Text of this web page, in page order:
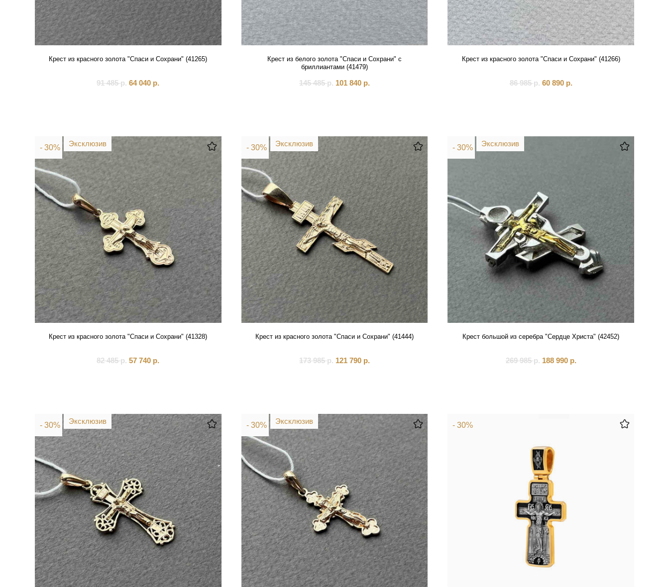
Крест из красного золота "Спаси и Сохрани" (41265)
91 485р. 64 040 р.
Крест из белого золота "Спаси и Сохрани" с
бриллиантами (41479)
145 485р. 101 840 р.
Крест из красного золота "Спаси и Сохрани" (41266)
86 985р. 60 890 р.
Эксклюзив
- 30%
Крест из красного золота "Спаси и Сохрани" (41328)
82 485р. 57 740 р.
Эксклюзив
- 30%
Крест из красного золота "Спаси и Сохрани" (41444)
173 985р. 121 790 р.
Эксклюзив
- 30%
Крест большой из серебра "Сердце Христа" (42452)
269 985р. 188 990 р.
Эксклюзив
- 30% Эксклюзив
- 30% - 30%